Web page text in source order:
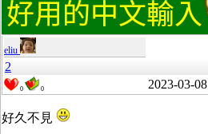
eliu
2
0 0 2023-03-08
好久不見